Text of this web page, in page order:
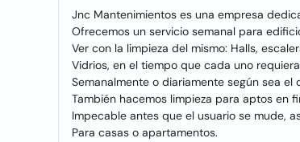
Jnc Mantenimientos es una empresa
Ofrecemos un servicio semanal para
Ver con la limpieza del mismo: Halls,
Vidrios, en el tiempo que cada uno
Semanalmente o diariamente según sea el
También hacemos limpieza para aptos en
Impecable antes que el usuario se mude,
Para casas o apartamentos.